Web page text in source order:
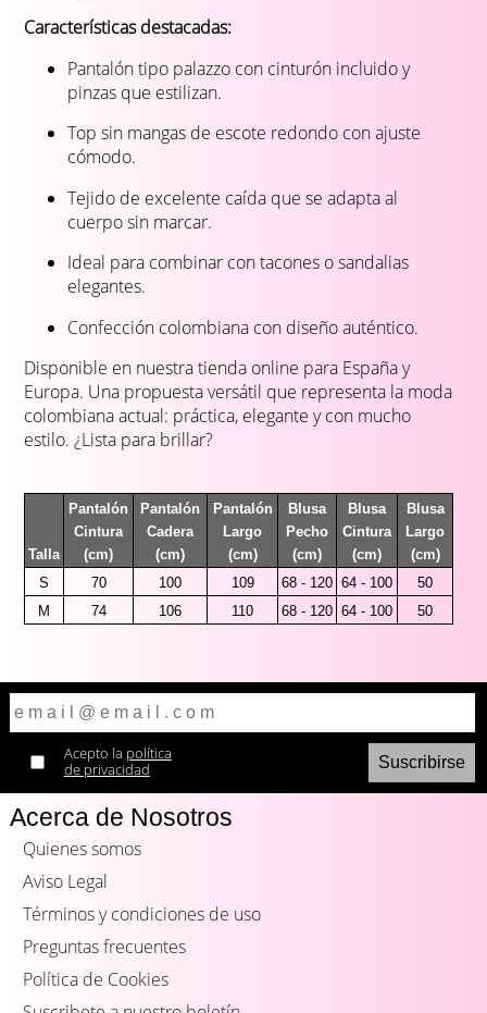
Características destacadas:
Pantalón tipo palazzo con cinturón incluido y
pinzas que estilizan.
Top sin mangas de escote redondo con ajuste
cómodo.
Tejido de excelente caída que se adapta al
cuerpo sin marcar.
Ideal para combinar con tacones o sandalias
elegantes.
Confección colombiana con diseño auténtico.
Disponible en nuestra tienda online para España y
Europa. Una propuesta versátil que representa la moda
colombiana actual: práctica, elegante y con mucho
estilo. ¿Lista para brillar?
Talla
Pantalón
Cintura
(cm)
Pantalón
Cadera
(cm)
Pantalón
Largo
(cm)
Blusa
Pecho
(cm)
Blusa
Cintura
(cm)
Blusa
Largo
(cm)
S
70 100 109 68 - 120 64 - 100
50
M
74 106 110 68 - 120 64 - 100 50
Acepto la política
de privacidad
Acerca de Nosotros
Quienes somos
Aviso Legal
Términos y condiciones de uso
Preguntas frecuentes
Política de Cookies